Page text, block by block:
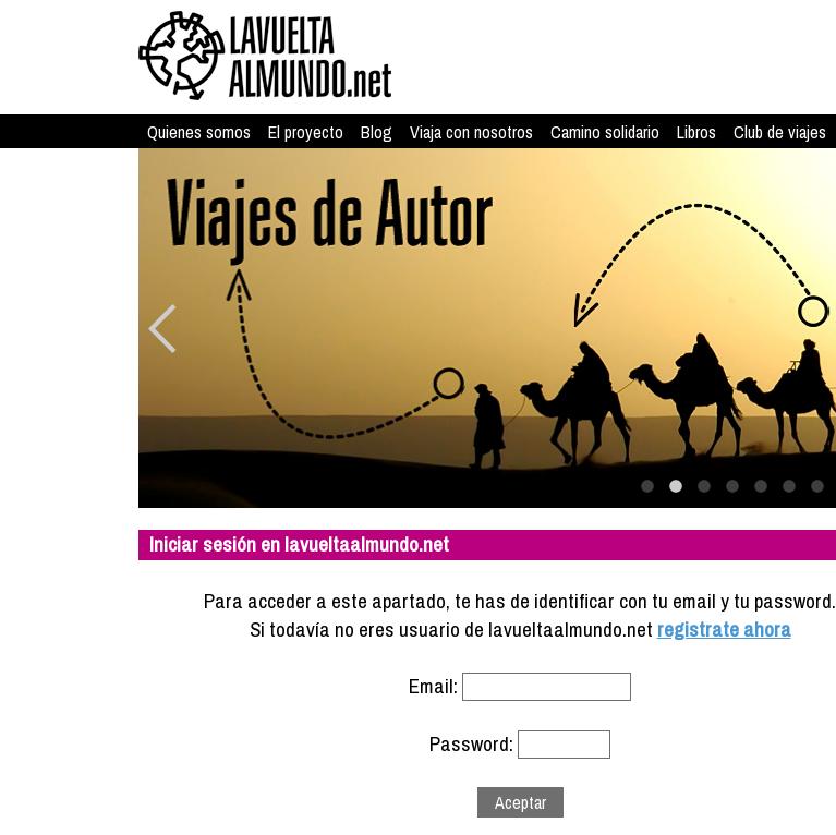
Quienes somos El proyecto Blog Viaja con nosotros Camino solidario Libros Club de viajes
Iniciar sesión en lavueltaalmundo.net
Para acceder a este apartado, te has de identificar con tu email y tu password.
Si todavía no eres usuario de lavueltaalmundo.net registrate ahora
Email:
Password: